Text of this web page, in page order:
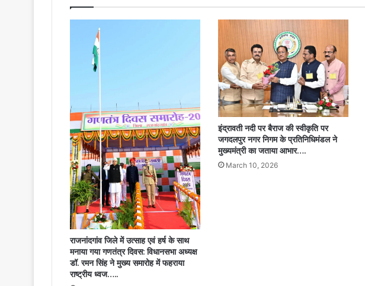
डीएपी
के
उपयोग
को
दिया
जा
रहा
बढ़ावा..
राजनांदगांव जिले में उत्साह एवं हर्ष के साथ
मनाया गया गणतंत्र दिवस: विधानसभा अध्यक्ष
डॉ. रमन सिंह ने मुख्य समारोह में फहराया
राष्ट्रीय ध्वज…..
इंद्रावती नदी पर बैराज की स्वीकृति पर
जगदलपुर नगर निगम के प्रतिनिधिमंडल ने
मुख्यमंत्री का जताया आभार….
March 10, 2026